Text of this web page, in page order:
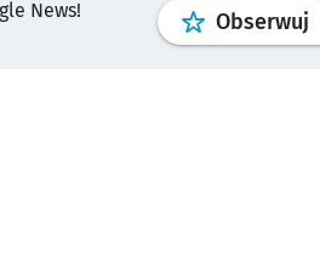
News!
Obserwuj